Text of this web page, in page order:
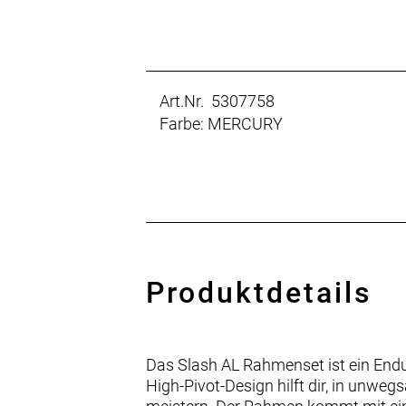
Art.Nr. 5307758
Farbe: MERCURY
Produktdetails
Das Slash AL Rahmenset ist ein
High-Pivot-Design hilft dir, in